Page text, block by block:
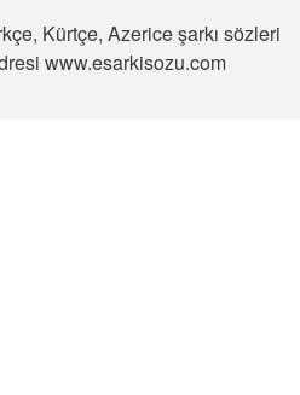
Kürtçe, Azerice şarkı sözleri
www.esarkisozu.com